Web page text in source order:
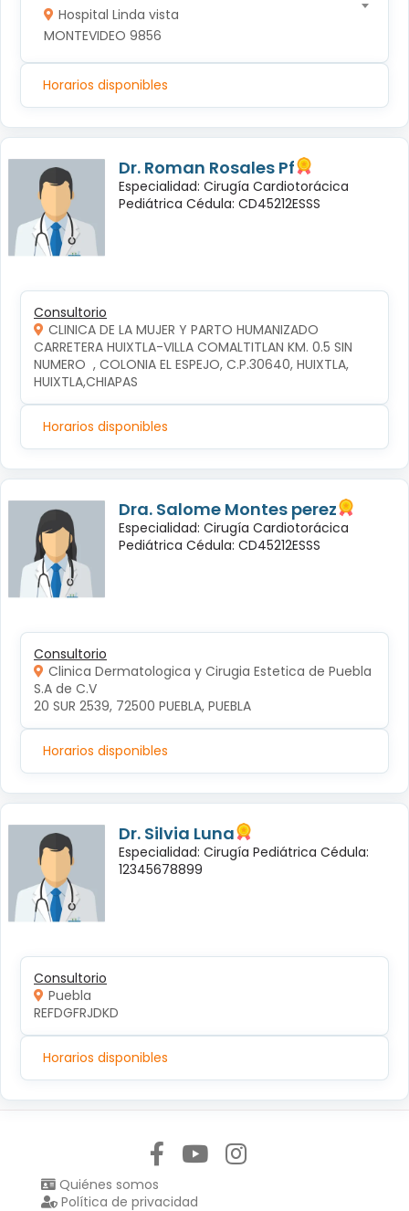
Hospital Linda vista
MONTEVIDEO 9856
Horarios disponibles
Dr. Roman Rosales Pf
Especialidad: Cirugía Cardiotorácica
Pediátrica Cédula: CD45212ESSS
Consultorio
CLINICA DE LA MUJER Y PARTO HUMANIZADO
CARRETERA HUIXTLA-VILLA COMALTITLAN KM. 0.5 SIN
NUMERO  , COLONIA EL ESPEJO, C.P.30640, HUIXTLA,
HUIXTLA,CHIAPAS
Horarios disponibles
Dra. Salome Montes perez
Especialidad: Cirugía Cardiotorácica
Pediátrica Cédula: CD45212ESSS
Consultorio
Clinica Dermatologica y Cirugia Estetica de Puebla
S.A de C.V
20 SUR 2539, 72500 PUEBLA, PUEBLA
Horarios disponibles
Dr. Silvia Luna
Especialidad: Cirugía Pediátrica Cédula:
12345678899
Consultorio
Puebla
REFDGFRJDKD
Horarios disponibles
Quiénes somos
Política de privacidad